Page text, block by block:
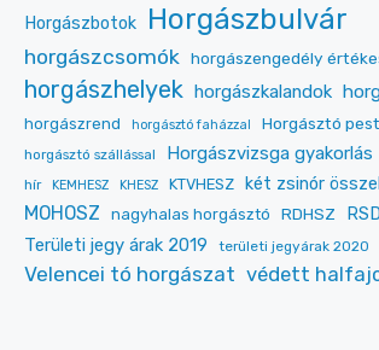
Horgászbotok Horgászbulvár
horgászcsomók horgászengedély
horgászhelyek horgászkalandok
horgászrend horgásztó faházzal Horgásztó
horgásztó szállással Horgászvizsga gyakorlás
hír
KEMHESZ KHESZ KTVHESZ két zsinór
MOHOSZ nagyhalas horgásztó RDHSZ RSD
Területi jegy árak 2019 területi jegyárak 2020
Velencei tó horgászat védett